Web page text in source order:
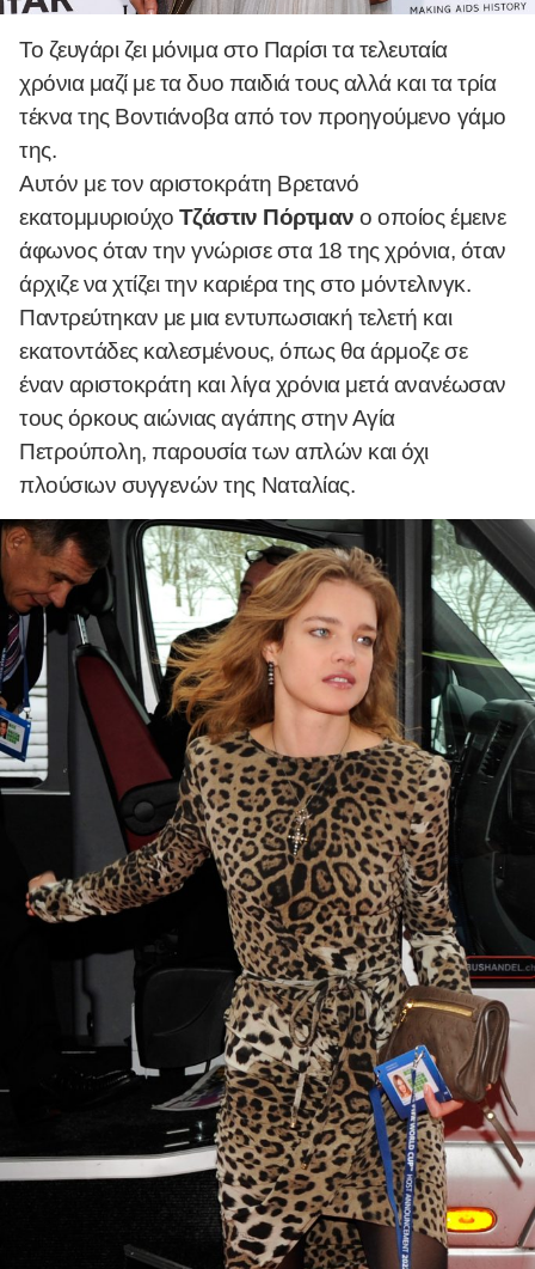
Το ζευγάρι ζει μόνιμα στο Παρίσι τα τελευταία
χρόνια μαζί με τα δυο παιδιά τους αλλά και τα τρία
τέκνα της Βοντιάνοβα από τον προηγούμενο γάμο
της.
Αυτόν με τον αριστοκράτη Βρετανό
εκατομμυριούχο Τζάστιν Πόρτμαν ο οποίος έμεινε
άφωνος όταν την γνώρισε στα 18 της χρόνια, όταν
άρχιζε να χτίζει την καριέρα της στο μόντελινγκ.
Παντρεύτηκαν με μια εντυπωσιακή τελετή και
εκατοντάδες καλεσμένους, όπως θα άρμοζε σε
έναν αριστοκράτη και λίγα χρόνια μετά ανανέωσαν
τους όρκους αιώνιας αγάπης στην Αγία
Πετρούπολη, παρουσία των απλών και όχι
πλούσιων συγγενών της Ναταλίας.